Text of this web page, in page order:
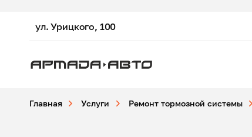
ул. Урицкого, 100
Главная Услуги Ремонт тормозной системы